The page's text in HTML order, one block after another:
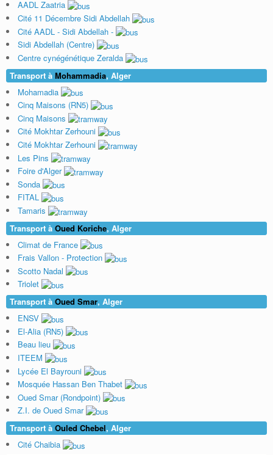
AADL Zaatria
Cité 11 Décembre Sidi Abdellah
Cité AADL - Sidi Abdellah -
Sidi Abdellah (Centre)
Centre cynégénétique Zeralda
Transport à Mohammadia, Alger
Mohamadia
Cinq Maisons (RN5)
Cinq Maisons
Cité Mokhtar Zerhouni
Cité Mokhtar Zerhouni
Les Pins
Foire d'Alger
Sonda
FITAL
Tamaris
Transport à Oued Koriche, Alger
Climat de France
Frais Vallon - Protection
Scotto Nadal
Triolet
Transport à Oued Smar, Alger
ENSV
El-Alia (RN5)
Beau lieu
ITEEM
Lycée El Bayrouni
Mosquée Hassan Ben Thabet
Oued Smar (Rondpoint)
Z.I. de Oued Smar
Transport à Ouled Chebel, Alger
Cité Chaibia